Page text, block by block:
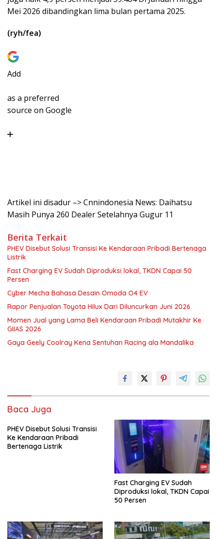
Mei 2026 dibandingkan lima bulan pertama 2025.
(ryh/fea)
Add
as a preferred
source on Google
Artikel ini disadur –> Cnnindonesia News: Daihatsu
Masih Punya 260 Dealer Setelahnya Gugur 11
Berita Terkait
PHEV Disebut Solusi Transisi Ke Kendaraan Pribadi Bertenaga
Listrik
Fast Charging EV Sudah Diproduksi lokal, TKDN Capai 50
Persen
Cyber Mecha Bahasa Desain Omoda O4 EV
Rapor Penjualan Toyota Hilux Dari Diluncurkan Juni 2026
Momen Jual yang Lama Beli Kendaraan Pribadi Mutakhir Ke
GIIAS 2026
Gaya Geely Coolray Kena Sentuhan Racing ala Mandalika
Baca Juga
PHEV Disebut Solusi Transisi
Ke Kendaraan Pribadi
Bertenaga Listrik
Fast Charging EV Sudah
Diproduksi lokal, TKDN Capai
50 Persen